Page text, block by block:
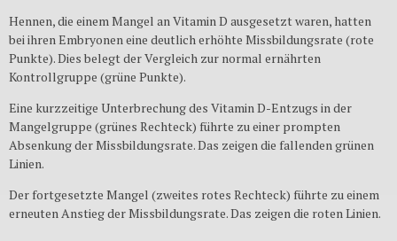
Hennen, die einem Mangel an Vitamin D ausgesetzt waren, hatten
bei ihren Embryonen eine deutlich erhöhte Missbildungsrate (rote
Punkte). Dies belegt der Vergleich zur normal ernährten
Kontrollgruppe (grüne Punkte).
Eine kurzzeitige Unterbrechung des Vitamin D-Entzugs in der
Mangelgruppe (grünes Rechteck) führte zu einer prompten
Absenkung der Missbildungsrate. Das zeigen die fallenden grünen
Linien.
Der fortgesetzte Mangel (zweites rotes Rechteck) führte zu einem
erneuten Anstieg der Missbildungsrate. Das zeigen die roten Linien.